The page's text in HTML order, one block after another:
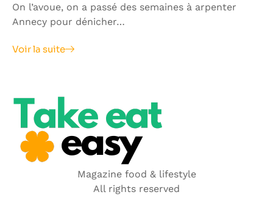
On l’avoue, on a passé des semaines à arpenter
Annecy pour dénicher…
Voir la suite
Magazine food & lifestyle
All rights reserved